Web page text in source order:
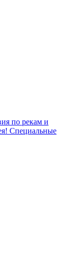
по рекам и
Специальные